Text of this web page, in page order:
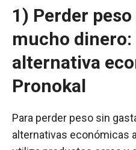
1) Perder
mucho dinero:
alternativa
Pronokal
Para perder peso sin
alternativas económicas